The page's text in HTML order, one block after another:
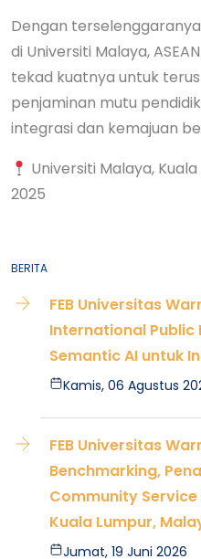
Dengan
di Universiti Malaya,
tekad kuatnya untuk
penjaminan mutu
integrasi dan kemajuan
Universiti Malaya,
2025
BERITA
FEB Universitas
International Public
Semantic AI untuk
Kamis, 06 Agustus
FEB Universitas
Benchmarking,
Community Service
Kuala Lumpur,
Jumat, 19 Juni 2026